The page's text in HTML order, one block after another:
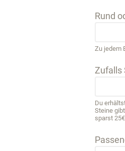
Rund
Zu jedem
Zufalls
Du
Steine
sparst